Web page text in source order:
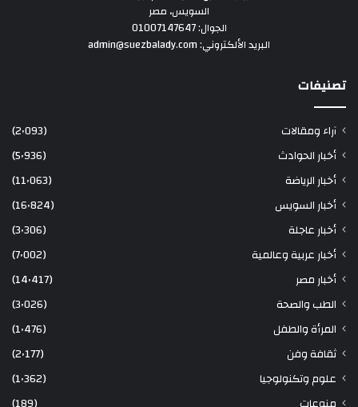
السويس، مصر
الجوال: 01007147647
البريد الألكتروني: admin@suezbalady.com
تصنيفات
آراء ومقالات
(2٬093)
أخبار الحوادث
(5٬936)
أخبار الرياضة
(11٬063)
أخبار السويس
(16٬824)
أخبار عاجلة
(3٬306)
أخبار عربية وعالمية
(7٬002)
أخبار مصر
(14٬417)
الطب والصحة
(3٬026)
المرأة والطفل
(1٬476)
ثقافة وفن
(2٬177)
علوم وتكنولوجيا
(1٬362)